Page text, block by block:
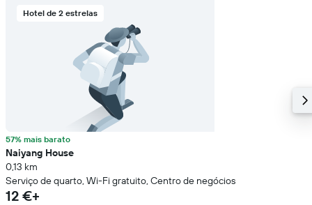
Hotel de 2 estrelas
57% mais barato
Naiyang House
0,13 km
Serviço de quarto, Wi-Fi gratuito, Centro de negócios
12 €+